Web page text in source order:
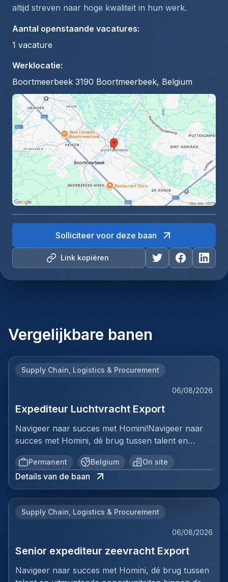
altijd streven naar hoge kwaliteit in hun werk.
Aantal openstaande vacatures:
1 vacature
Werklocatie:
Boortmeerbeek 3190 Boortmeerbeek, Belgium
Link kopiëren
Solliciteer voor deze baan
Vergelijkbare banen
Supply Chain, Logistics & Procurement
06/08/2026
Expediteur Luchtvracht Export
Navigeer naar succes met Homini!Navigeer naar
succes met Homini, dé brug tussen talent en
uitmuntende opportuniteiten binnen de
arbeidsmarkt. Als voorloper in wervingsdiensten,
matchen we toptalent met topbedrijven in diverse
sectoren. Met onze expertise en toewijding streven
plaatsingen. Bij Homini staat elk individu centraal;
ons team Logistiek & Distributie zoeken we een
Expediteur Luchtvracht Export voor een
een geboren organisator met een passie voor
Permanent Belgium On site
Details van de baan
Supply Chain, Logistics & Procurement
06/08/2026
Senior expediteur zeevracht Export
Navigeer naar succes met Homini, dé brug tussen